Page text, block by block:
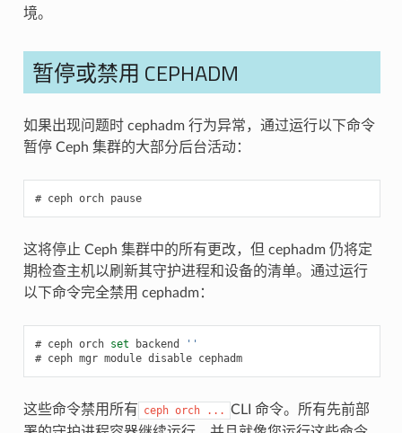
境。
暂停或禁用 CEPHADM
如果出现问题时 cephadm 行为异常，通过运行以下命令
暂停 Ceph 集群的大部分后台活动：
ceph orch pause
这将停止 Ceph 集群中的所有更改，但 cephadm 仍将定
期检查主机以刷新其守护进程和设备的清单。通过运行
以下命令完全禁用 cephadm：
ceph orch set backend
''
ceph mgr module disable cephadm
这些命令禁用所有 ceph orch ... CLI 命令。所有先前部